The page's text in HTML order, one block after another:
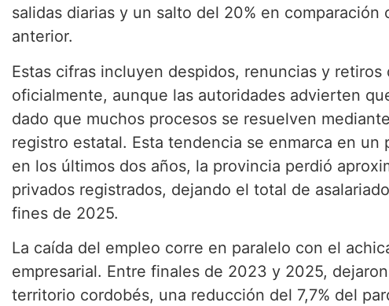
salidas diarias y un salto del 20% en
anterior.
Estas cifras incluyen despidos, renuncias y
oficialmente, aunque las autoridades advierten
dado que muchos procesos se resuelven
registro estatal. Esta tendencia se enmarca en
en los últimos dos años, la provincia perdió
privados registrados, dejando el total de
fines de 2025.
La caída del empleo corre en paralelo con el
empresarial. Entre finales de 2023 y 2025,
territorio cordobés, una reducción del 7,7% del